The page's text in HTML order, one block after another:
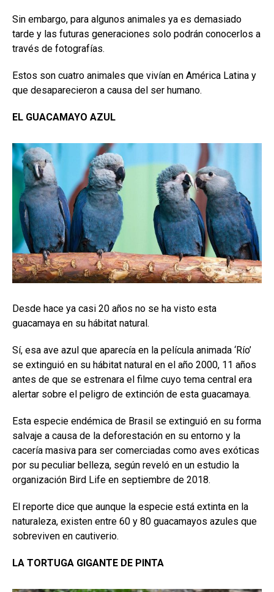
Sin embargo, para algunos animales ya es demasiado
tarde y las futuras generaciones solo podrán conocerlos a
través de fotografías.
Estos son cuatro animales que vivían en América Latina y
que desaparecieron a causa del ser humano.
EL GUACAMAYO AZUL
Desde hace ya casi 20 años no se ha visto esta
guacamaya en su hábitat natural.
Sí, esa ave azul que aparecía en la película animada ‘Río’
se extinguió en su hábitat natural en el año 2000, 11 años
antes de que se estrenara el filme cuyo tema central era
alertar sobre el peligro de extinción de esta guacamaya.
Esta especie endémica de Brasil se extinguió en su forma
salvaje a causa de la deforestación en su entorno y la
cacería masiva para ser comerciadas como aves exóticas
por su peculiar belleza, según reveló en un estudio la
organización Bird Life en septiembre de 2018.
El reporte dice que aunque la especie está extinta en la
naturaleza, existen entre 60 y 80 guacamayos azules que
sobreviven en cautiverio.
LA TORTUGA GIGANTE DE PINTA